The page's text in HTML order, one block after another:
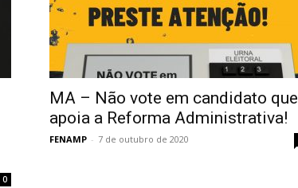
0
MA – Não vote em candidato que
apoia a Reforma Administrativa!
FENAMP - 7 de outubro de 2020